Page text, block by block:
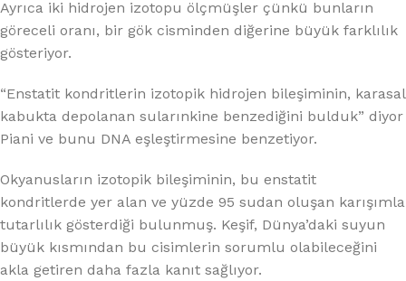
Ayrıca iki hidrojen izotopu ölçmüşler çünkü bunların
göreceli oranı, bir gök cisminden diğerine büyük farklılık
gösteriyor.
“Enstatit kondritlerin izotopik hidrojen bileşiminin, karasal
kabukta depolanan sularınkine benzediğini bulduk” diyor
Piani ve bunu DNA eşleştirmesine benzetiyor.
Okyanusların izotopik bileşiminin, bu enstatit
kondritlerde yer alan ve yüzde 95 sudan oluşan karışımla
tutarlılık gösterdiği bulunmuş. Keşif, Dünya’daki suyun
büyük kısmından bu cisimlerin sorumlu olabileceğini
akla getiren daha fazla kanıt sağlıyor.